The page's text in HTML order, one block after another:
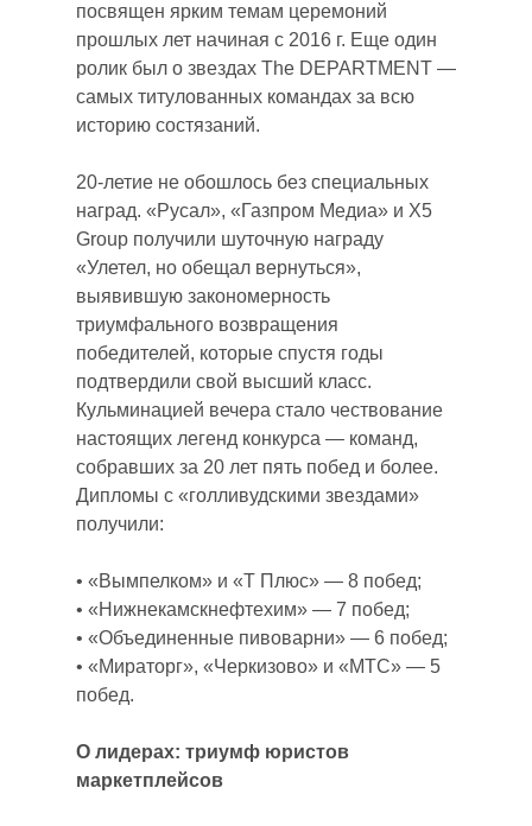
посвящен ярким темам церемоний
прошлых лет начиная с 2016 г. Еще один
ролик был о звездах The DEPARTMENT —
самых титулованных командах за всю
историю состязаний.
20-летие не обошлось без специальных
наград. «Русал», «Газпром Медиа» и X5
Group получили шуточную награду
«Улетел, но обещал вернуться»,
выявившую закономерность
триумфального возвращения
победителей, которые спустя годы
подтвердили свой высший класс.
Кульминацией вечера стало чествование
настоящих легенд конкурса — команд,
собравших за 20 лет пять побед и более.
Дипломы с «голливудскими звездами»
получили:
• «Вымпелком» и «Т Плюс» — 8 побед;
• «Нижнекамскнефтехим» — 7 побед;
• «Объединенные пивоварни» — 6 побед;
• «Мираторг», «Черкизово» и «МТС» — 5
побед.
О лидерах: триумф юристов
маркетплейсов